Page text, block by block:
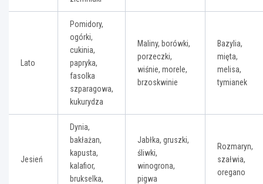
Lato
Pomidory,
ogórki,
cukinia,
papryka,
fasolka
szparagowa,
kukurydza
Maliny, borówki,
porzeczki,
wiśnie, morele,
brzoskwinie
Bazylia,
mięta,
melisa,
tymianek
Jesień
Dynia,
bakłażan,
kapusta,
kalafior,
brukselka,
Jabłka, gruszki,
śliwki,
winogrona,
pigwa
Rozmaryn,
szałwia,
oregano